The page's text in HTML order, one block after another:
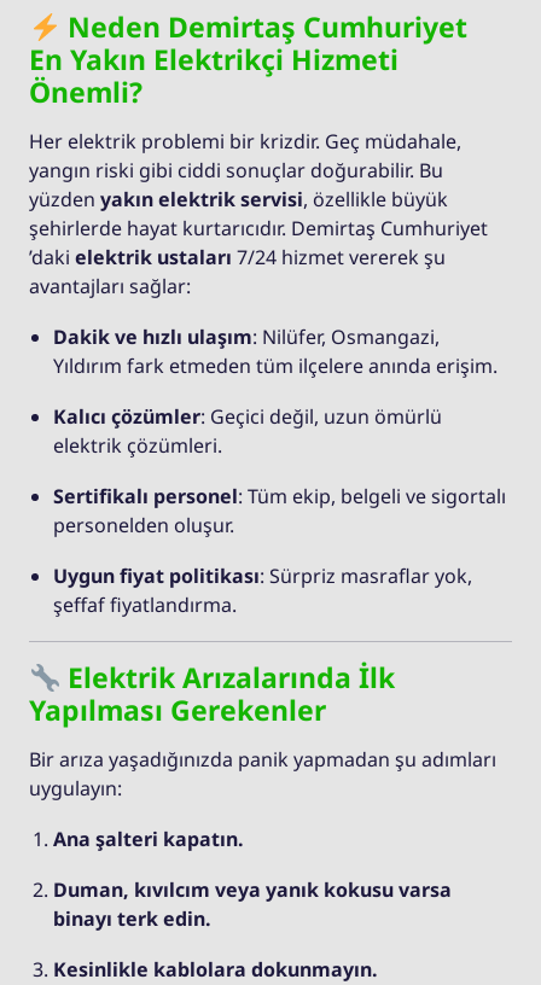
Neden Demirtaş Cumhuriyet
En Yakın Elektrikçi Hizmeti
Önemli?
Her elektrik problemi bir krizdir. Geç müdahale,
yangın riski gibi ciddi sonuçlar doğurabilir. Bu
yüzden yakın elektrik servisi, özellikle büyük
şehirlerde hayat kurtarıcıdır. Demirtaş Cumhuriyet
’daki elektrik ustaları 7/24 hizmet vererek şu
avantajları sağlar:
Dakik ve hızlı ulaşım: Nilüfer, Osmangazi,
Yıldırım fark etmeden tüm ilçelere anında erişim.
Kalıcı çözümler: Geçici değil, uzun ömürlü
elektrik çözümleri.
Sertifikalı personel: Tüm ekip, belgeli ve sigortalı
personelden oluşur.
Uygun fiyat politikası: Sürpriz masraflar yok,
şeffaf fiyatlandırma.
Elektrik Arızalarında İlk
Yapılması Gerekenler
Bir arıza yaşadığınızda panik yapmadan şu adımları
uygulayın:
Ana şalteri kapatın.
Duman, kıvılcım veya yanık kokusu varsa
binayı terk edin.
Kesinlikle kablolara dokunmayın.